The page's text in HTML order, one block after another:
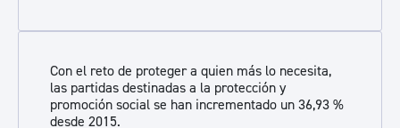
Con el reto de proteger a quien más lo necesita,
las partidas destinadas a la protección y
promoción social se han incrementado un 36,93 %
desde 2015.